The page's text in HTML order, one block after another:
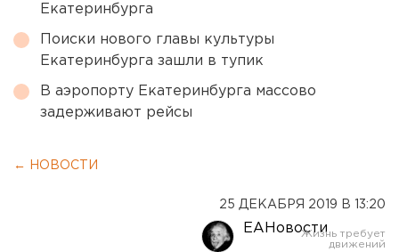
Екатеринбурга
Поиски нового главы культуры
Екатеринбурга зашли в тупик
В аэропорту Екатеринбурга массово
задерживают рейсы
← НОВОСТИ
25 ДЕКАБРЯ 2019 В 13:20
ЕАНовости